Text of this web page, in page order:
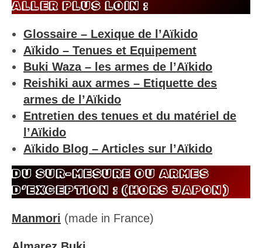
Glossaire – Lexique de l’Aïkido
Aïkido – Tenues et Equipement
Buki Waza – les armes de l’Aïkido
Reishiki aux armes – Etiquette des
armes de l’Aïkido
Entretien des tenues et du matériel de
l’Aïkido
Aïkido Blog – Articles sur l’Aïkido
DU SUR-MESURE OU ARMES
D’EXCEPTION : (HORS JAPON)
Manmori(made in France)